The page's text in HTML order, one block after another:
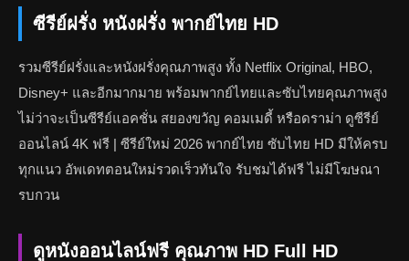
ซีรีย์ฝรั่ง หนังฝรั่ง พากย์ไทย HD
รวมซีรีย์ฝรั่งและหนังฝรั่งคุณภาพสูง ทั้ง Netflix Original, HBO,
Disney+ และอีกมากมาย พร้อมพากย์ไทยและซับไทยคุณภาพสูง
ไม่ว่าจะเป็นซีรีย์แอคชั่น สยองขวัญ คอมเมดี้ หรือดราม่า ดูซีรีย์
ออนไลน์ 4K ฟรี | ซีรีย์ใหม่ 2026 พากย์ไทย ซับไทย HD มีให้ครบ
ทุกแนว อัพเดทตอนใหม่รวดเร็วทันใจ รับชมได้ฟรี ไม่มีโฆษณา
รบกวน
ดูหนังออนไลน์ฟรี คุณภาพ HD Full HD